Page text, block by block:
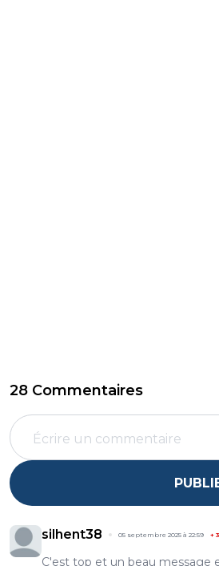
28 Commentaires
silhent38 05 septembre 2025 à 22:59 +
C'est top et un beau message